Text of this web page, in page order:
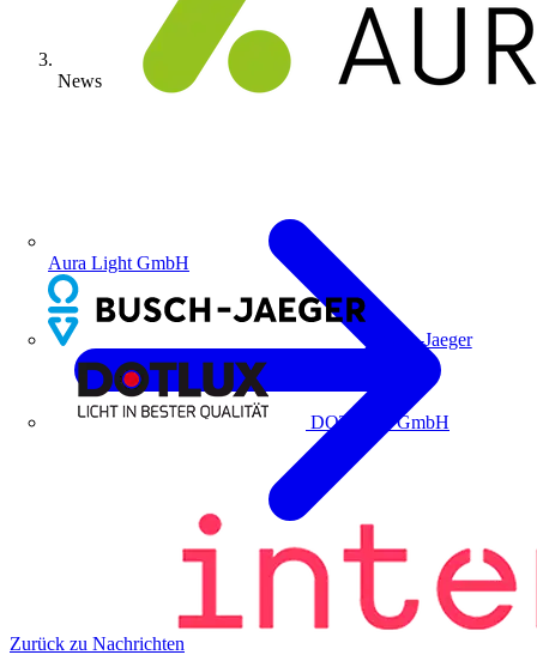
Aura Light GmbH
Busch-Jaeger
DOTLUX GmbH
News
Zurück zu Nachrichten